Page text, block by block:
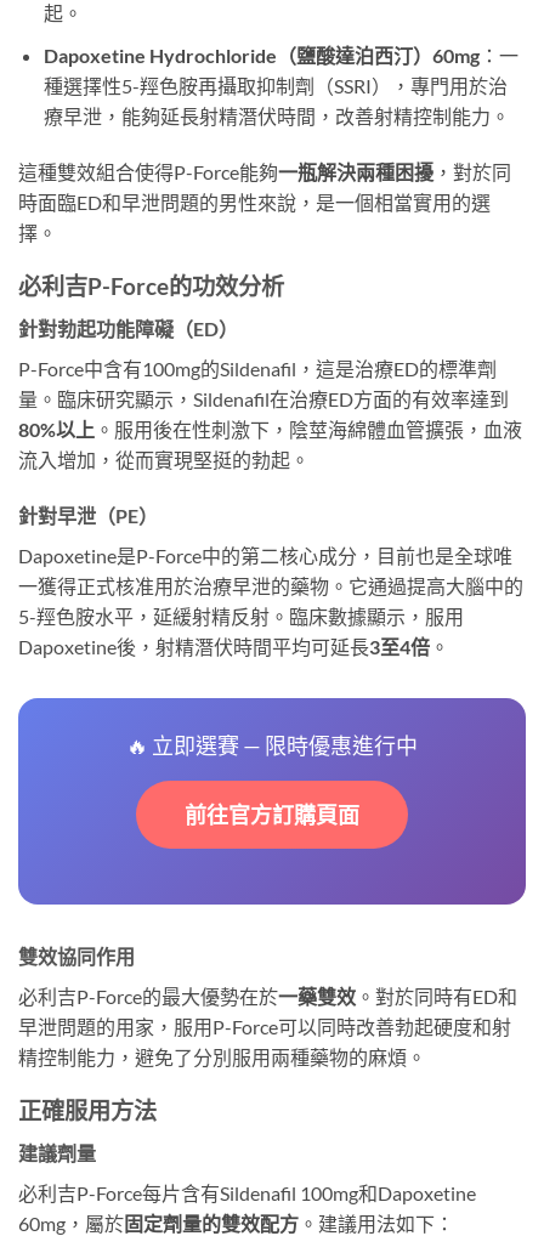
起。
Dapoxetine Hydrochloride（鹽酸達泊西汀）60mg：一
種選擇性5-羥色胺再攝取抑制劑（SSRI），專門用於治
療早泄，能夠延長射精潛伏時間，改善射精控制能力。
這種雙效組合使得P-Force能夠一瓶解決兩種困擾 ，對於同
時面臨ED和早泄問題的男性來說，是一個相當實用的選
擇。
必利吉P-Force的功效分析
針對勃起功能障礙（ED）
P-Force中含有100mg的Sildenafil，這是治療ED的標準劑
量。臨床研究顯示，Sildenafil在治療ED方面的有效率達到
80%以上 。服用後在性刺激下，陰莖海綿體血管擴張，血液
流入增加，從而實現堅挺的勃起。
針對早泄（PE）
Dapoxetine是P-Force中的第二核心成分，目前也是全球唯
一獲得正式核准用於治療早泄的藥物。它通過提高大腦中的
5-羥色胺水平，延緩射精反射。臨床數據顯示，服用
Dapoxetine後，射精潛伏時間平均可延長3至4倍 。
🔥 立即選賽 — 限時優惠進行中
前往官方訂購頁面
雙效協同作用
必利吉P-Force的最大優勢在於一藥雙效 。對於同時有ED和
早泄問題的用家，服用P-Force可以同時改善勃起硬度和射
精控制能力，避免了分別服用兩種藥物的麻煩。
正確服用方法
建議劑量
必利吉P-Force每片含有Sildenafil 100mg和Dapoxetine
60mg，屬於固定劑量的雙效配方 。建議用法如下：